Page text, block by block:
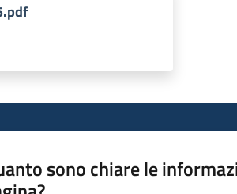
sono chiare le